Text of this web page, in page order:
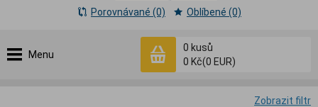
Menu
0 kusů
0 Kč(0 EUR)
Porovnávané (0)
Oblíbené (0)
Zobrazit filtr